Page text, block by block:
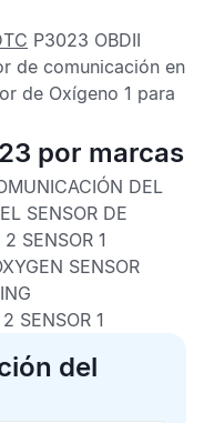
P3023 OBDII
de comunicación en
de Oxígeno 1 para
por marcas
DEL
SENSOR DE
SENSOR 1
SENSOR
SENSOR 1
del